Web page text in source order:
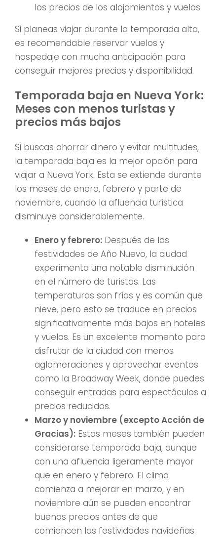
los precios de los alojamientos y vuelos.
Si planeas viajar durante la temporada alta,
es recomendable reservar vuelos y
hospedaje con mucha anticipación para
conseguir mejores precios y disponibilidad.
Temporada baja en Nueva York:
Meses con menos turistas y
precios más bajos
Si buscas ahorrar dinero y evitar multitudes,
la temporada baja es la mejor opción para
viajar a Nueva York. Esta se extiende durante
los meses de enero, febrero y parte de
noviembre, cuando la afluencia turística
disminuye considerablemente.
Enero y febrero: Después de las
festividades de Año Nuevo, la ciudad
experimenta una notable disminución
en el número de turistas. Las
temperaturas son frías y es común que
nieve, pero esto se traduce en precios
significativamente más bajos en hoteles
y vuelos. Es un excelente momento para
disfrutar de la ciudad con menos
aglomeraciones y aprovechar eventos
como la Broadway Week, donde puedes
conseguir entradas para espectáculos a
precios reducidos.
Marzo y noviembre (excepto Acción de
Gracias): Estos meses también pueden
considerarse temporada baja, aunque
con una afluencia ligeramente mayor
que en enero y febrero. El clima
comienza a mejorar en marzo, y en
noviembre aún se pueden encontrar
buenos precios antes de que
comiencen las festividades navideñas.